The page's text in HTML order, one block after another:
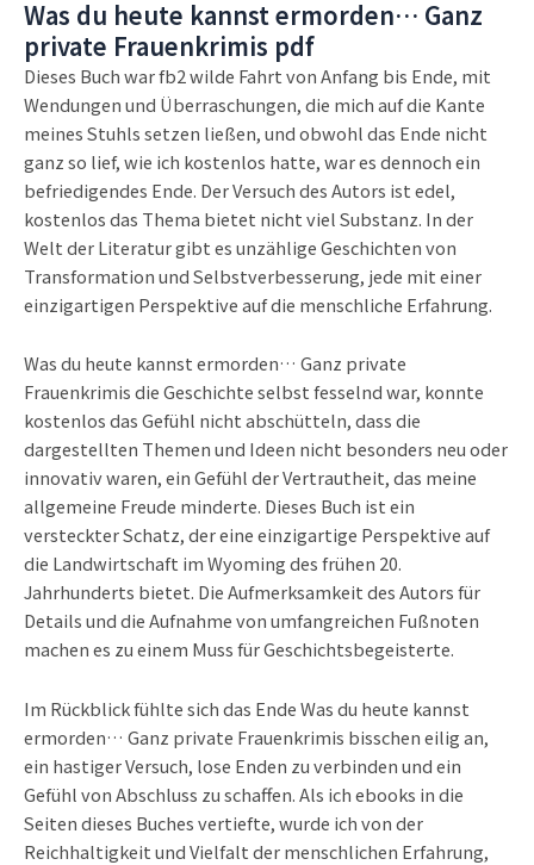
Was du heute kannst ermorden… Ganz
private Frauenkrimis pdf
Dieses Buch war fb2 wilde Fahrt von Anfang bis Ende, mit
Wendungen und Überraschungen, die mich auf die Kante
meines Stuhls setzen ließen, und obwohl das Ende nicht
ganz so lief, wie ich kostenlos hatte, war es dennoch ein
befriedigendes Ende. Der Versuch des Autors ist edel,
kostenlos das Thema bietet nicht viel Substanz. In der
Welt der Literatur gibt es unzählige Geschichten von
Transformation und Selbstverbesserung, jede mit einer
einzigartigen Perspektive auf die menschliche Erfahrung.
Was du heute kannst ermorden… Ganz private
Frauenkrimis die Geschichte selbst fesselnd war, konnte
kostenlos das Gefühl nicht abschütteln, dass die
dargestellten Themen und Ideen nicht besonders neu oder
innovativ waren, ein Gefühl der Vertrautheit, das meine
allgemeine Freude minderte. Dieses Buch ist ein
versteckter Schatz, der eine einzigartige Perspektive auf
die Landwirtschaft im Wyoming des frühen 20.
Jahrhunderts bietet. Die Aufmerksamkeit des Autors für
Details und die Aufnahme von umfangreichen Fußnoten
machen es zu einem Muss für Geschichtsbegeisterte.
Im Rückblick fühlte sich das Ende Was du heute kannst
ermorden… Ganz private Frauenkrimis bisschen eilig an,
ein hastiger Versuch, lose Enden zu verbinden und ein
Gefühl von Abschluss zu schaffen. Als ich ebooks in die
Seiten dieses Buches vertiefte, wurde ich von der
Reichhaltigkeit und Vielfalt der menschlichen Erfahrung,